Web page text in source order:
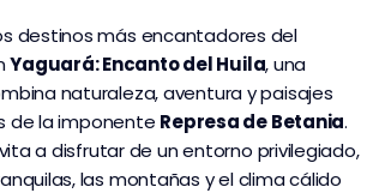
destinos más encantadores del
Yaguará: Encanto del Huila, una
naturaleza, aventura y paisajes
de la imponente Represa de Betania.
a disfrutar de un entorno privilegiado,
las montañas y el clima cálido